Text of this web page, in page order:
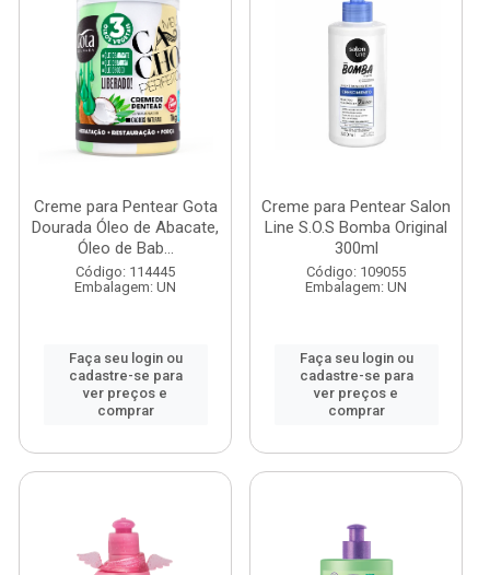
Creme para Pentear Gota
Dourada Óleo de Abacate,
Óleo de Bab...
Código: 114445
Embalagem: UN
Faça seu login ou
cadastre-se para
ver preços e
comprar
Creme para Pentear Salon
Line S.O.S Bomba Original
300ml
Código: 109055
Embalagem: UN
Faça seu login ou
cadastre-se para
ver preços e
comprar